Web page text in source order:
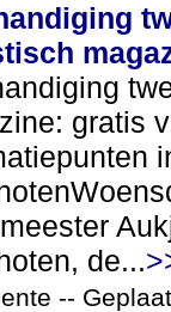
gratis
de...
--